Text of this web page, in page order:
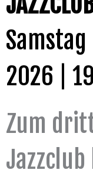
2026 |
Zum